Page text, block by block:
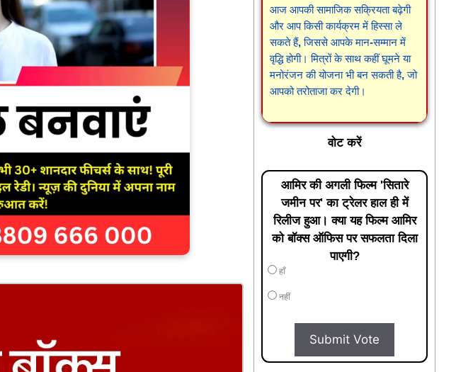
आज आपकी सामाजिक सक्रियता बढ़ेगी
और आप किसी कार्यक्रम में हिस्सा ले
सकते हैं, जिससे आपके मान-सम्मान में
वृद्धि होगी। मित्रों के साथ कहीं घूमने या
मनोरंजन की योजना भी बन सकती है, जो
आपको तरोताजा कर देगी।
वोट करें
आमिर की अगली फिल्म 'सितारे
जमीन पर' का ट्रेलर हाल ही में
रिलीज हुआ। क्या यह फिल्म आमिर
को बॉक्स ऑफिस पर सफलता दिला
पाएगी?
हाँ
नहीं
Submit Vote